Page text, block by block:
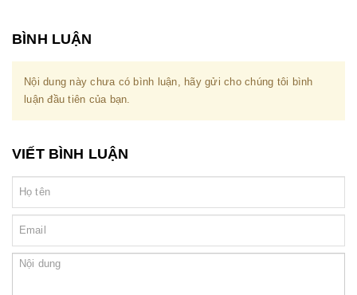
BÌNH LUẬN
Nội dung này chưa có bình luận, hãy gửi cho chúng tôi bình
luận đầu tiên của bạn.
VIẾT BÌNH LUẬN